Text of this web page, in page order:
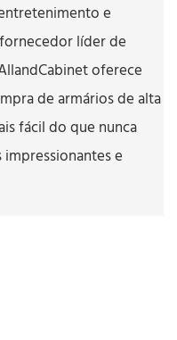
e
líder de
oferece
de armários de alta
fácil do que nunca
e